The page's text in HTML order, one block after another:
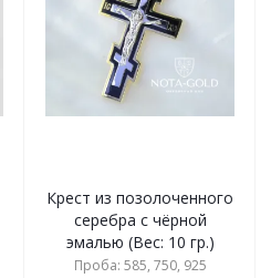
Крест из позолоченного
серебра с чёрной
эмалью (Вес: 10 гр.)
Проба: 585, 750, 925